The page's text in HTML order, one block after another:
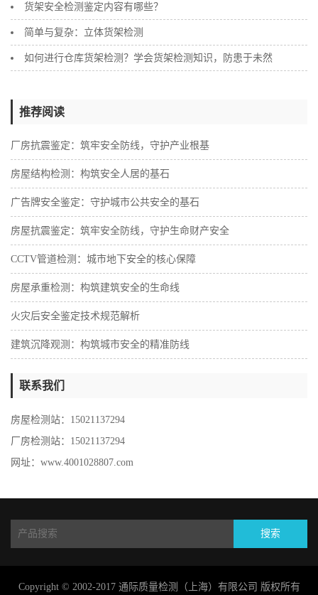
​货架安全检测鉴定内容有哪些？
简单与复杂：立体货架检测
如何进行仓库货架检测？学会货架检测知识，防患于未然
推荐阅读
‌厂房抗震鉴定：筑牢安全防线，守护产业根基
‌房屋结构检测：构筑安全人居的基石
广告牌安全鉴定：守护城市公共安全的基石
房屋抗震鉴定：筑牢安全防线，守护生命财产安全
‌CCTV管道检测：城市地下安全的核心保障
房屋承重检测：构筑建筑安全的生命线
火灾后安全鉴定技术规范解析
建筑沉降观测：构筑城市安全的精准防线
联系我们
房屋检测站：15021137294
厂房检测站：15021137294
网址：www.4001028807.com
搜索
Copyright © 2002-2017 通际质量检测（上海）有限公司 版权所有